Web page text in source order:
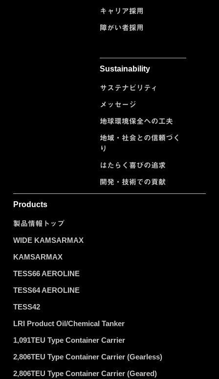
キャリア採用
障がい者採用
Sustainability
サステナビリティ
メッセージ
地球環境保全への工夫
地域・社会との信頼づく
り
はたらく喜びの追求
開発・技術での貢献
Products
製品情報トップ
WIDE KAMSARMAX
KAMSARMAX
TESS66 AEROLINE
TESS64 AEROLINE
TESS42
LRI Product Oil/Chemical Tanker
1,091TEU Type Container Carrier
2,806TEU Type Container Carrier (Gearless)
2,806TEU Type Container Carrier (Geared)